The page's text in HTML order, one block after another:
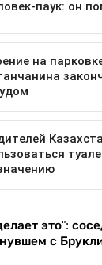
это":
с